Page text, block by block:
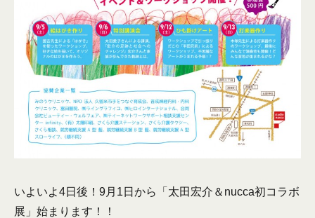
いよいよ4日後！9月1日から「太田宏介＆nucca初コラボ
展」始まります！！